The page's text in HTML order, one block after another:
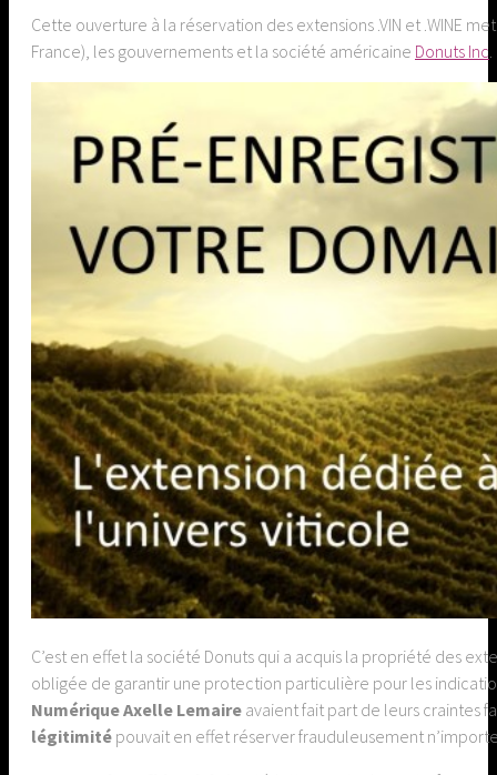
Cette ouverture à la réservation des extensions .VIN et .WINE
France), les gouvernements et la société américaine Donuts Inc
C’est en effet la société Donuts qui a acquis la propriété des
obligée de garantir une protection particulière pour les
Numérique Axelle Lemaire avaient fait part de leurs craintes
légitimité pouvait en effet réserver frauduleusement